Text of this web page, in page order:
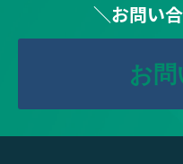
＼お問い
お